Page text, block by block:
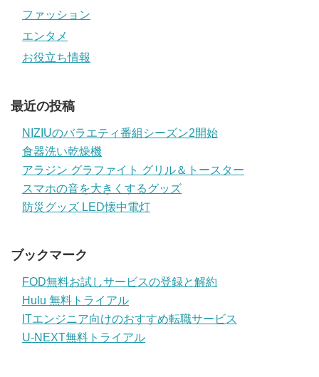
ファッション
エンタメ
お役立ち情報
最近の投稿
NIZIUのバラエティ番組シーズン2開始
食器洗い乾燥機
アラジン グラファイト グリル＆トースター
スマホの音を大きくするグッズ
防災グッズ LED懐中電灯
ブックマーク
FOD無料お試しサービスの登録と解約
Hulu 無料トライアル
ITエンジニア向けのおすすめ転職サービス
U-NEXT無料トライアル